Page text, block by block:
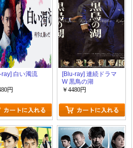
ray] 白い濁流
円
[Blu-ray] 連続ドラマ
W 黒鳥の湖
￥4480円